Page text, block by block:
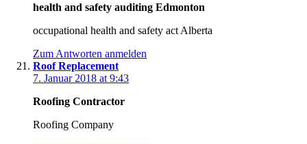
health and safety auditing Edmonton
occupational health and safety act Alberta
Zum Antworten anmelden
Roof Replacement
7. Januar 2018 at 9:43
Roofing Contractor
Roofing Company